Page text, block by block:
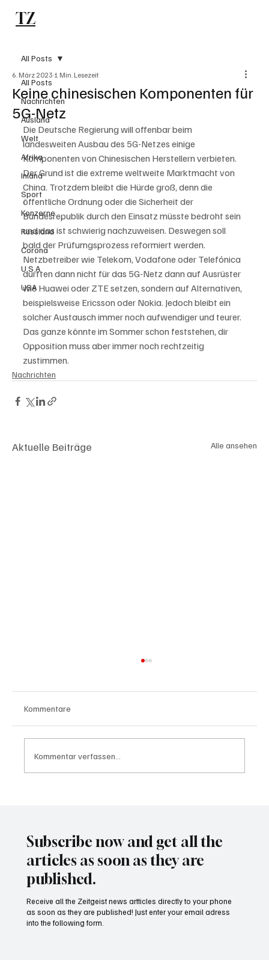
TZ
All Posts
Nachrichten
Ausland
Welt
Afrika
Inland
Sport
Konzerne
Russland
Corona
U.S.A
USA
All Posts
Keine chinesischen Komponenten für
5G-Netz
6. März 2023 1 Min. Lesezeit
Die Deutsche Regierung will offenbar beim
landesweiten Ausbau des 5G-Netzes einige
Komponenten von Chinesischen Herstellern verbieten.
Der Grund ist die extreme weltweite Marktmacht von
China. Trotzdem bleibt die Hürde groß, denn die
öffentliche Ordnung oder die Sicherheit der
Bundesrepublik durch den Einsatz müsste bedroht sein
und das ist schwierig nachzuweisen. Deswegen soll
bald der Prüfumgsprozess reformiert werden.
Netzbetreiber wie Telekom, Vodafone oder Telefónica
dürften dann nicht für das 5G-Netz dann auf Ausrüster
wie Huawei oder ZTE setzen, sondern auf Alternativen,
beispielsweise Ericsson oder Nokia. Jedoch bleibt ein
solcher Austausch immer noch aufwendiger und teurer.
Das ganze könnte im Sommer schon feststehen, dir
Opposition muss aber immer noch rechtzeitig
zustimmen.
Nachrichten
Aktuelle Beiträge Alle ansehen
Kommentare
Kommentar verfassen...
Subscribe now and get all the
articles as soon as they are
published.
Receive all the Zeitgeist news artticles directly to your phone
as soon as they are published! Just enter your email adress
into the following form.